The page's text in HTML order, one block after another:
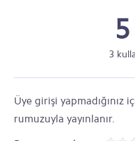
5
3
Üye girişi yapmadığınız
rumuzuyla yayınlanır.